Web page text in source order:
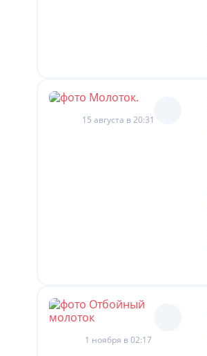
15 августа в 20:31
1 ноября в 02:17